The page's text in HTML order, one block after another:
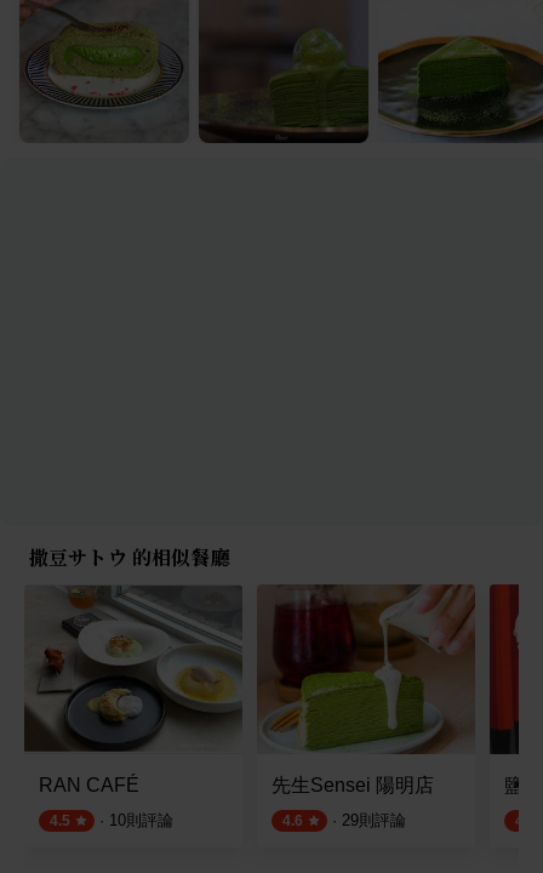
撒豆サトウ 的相似餐廳
RAN CAFÉ
4.5 · 10則評論
先生Sensei 陽明店
4.6 · 29則評論
鹽
4.8